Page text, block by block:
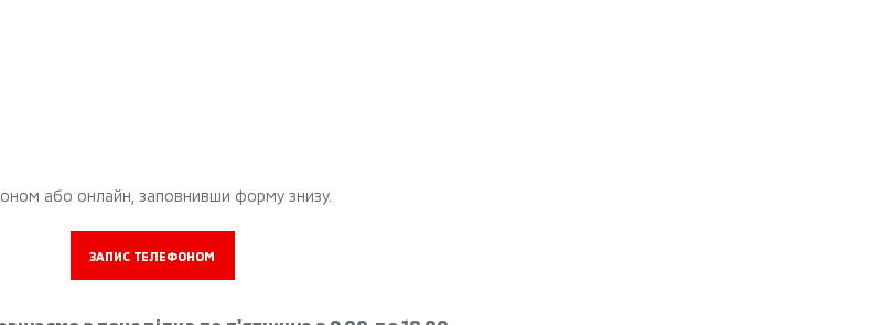
або онлайн, заповнивши форму знизу.
ЗАПИС ТЕЛЕФОНОМ